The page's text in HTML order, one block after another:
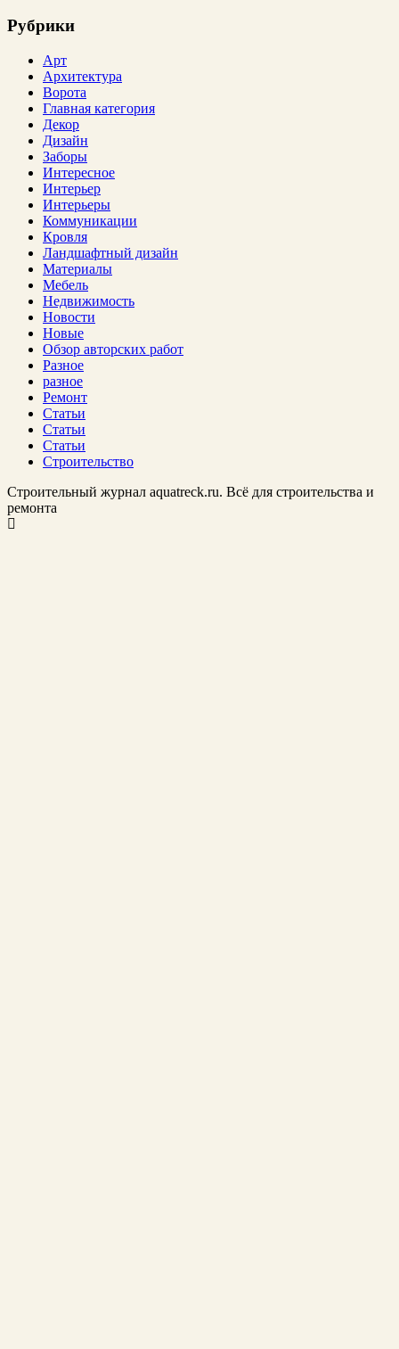
Рубрики
Арт
Архитектура
Ворота
Главная категория
Декор
Дизайн
Заборы
Интересное
Интерьер
Интерьеры
Коммуникации
Кровля
Ландшафтный дизайн
Материалы
Мебель
Недвижимость
Новости
Новые
Обзор авторских работ
Разное
разное
Ремонт
Статьи
Статьи
Статьи
Строительство
Строительный журнал aquatreck.ru. Всё для строительства и
ремонта